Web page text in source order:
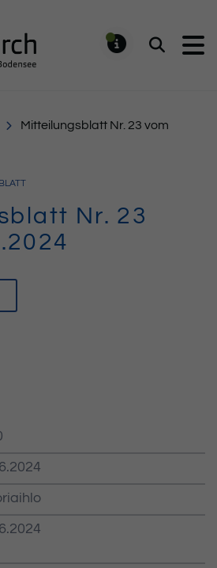
Suchen
Mitteilungsblatt Nr. 23 vom
Nr. 23